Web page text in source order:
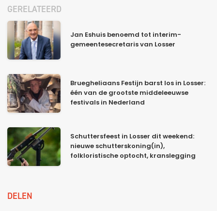
GERELATEERD
Jan Eshuis benoemd tot interim-
gemeentesecretaris van Losser
Bruegheliaans Festijn barst los in Losser:
één van de grootste middeleeuwse
festivals in Nederland
Schuttersfeest in Losser dit weekend:
nieuwe schutterskoning(in),
folkloristische optocht, kranslegging
DELEN